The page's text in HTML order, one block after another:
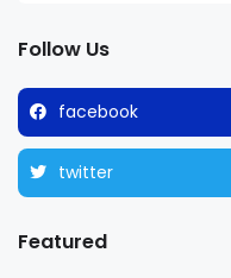
Follow Us
facebook
twitter
Featured